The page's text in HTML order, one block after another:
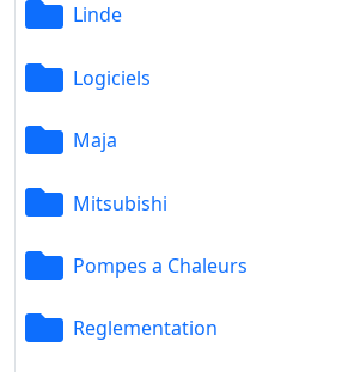
Linde
Logiciels
Maja
Mitsubishi
Pompes a Chaleurs
Reglementation